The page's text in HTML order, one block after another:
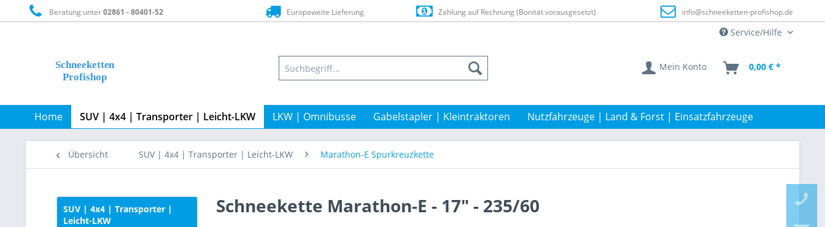
Beratung unter02861 - 80401-52 Europaweite Lieferung Zahlung auf Rechnung (Bonität vorausgesetzt) info@schneeketten-profishop.de
Service/Hilfe
Mein Konto 0,00 € *
Home SUV | 4x4 | Transporter | Leicht-LKW LKW | Omnibusse Gabelstapler | Kleintraktoren Nutzfahrzeuge | Land & Forst | Einsatzfahrzeuge
Übersicht SUV | 4x4 | Transporter | Leicht-LKW Marathon-E Spurkreuzkette
SUV | 4x4 | Transporter |
Leicht-LKW
Schneekette Marathon-E - 17" - 235/60